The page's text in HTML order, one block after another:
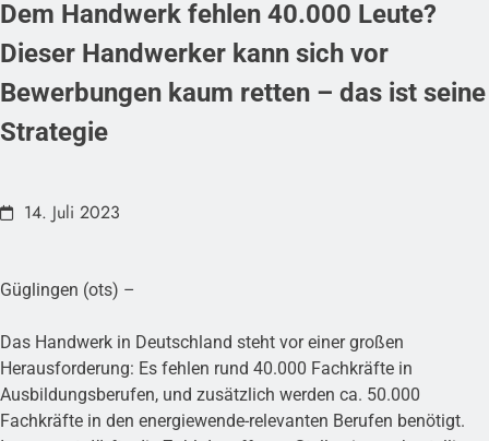
Dem Handwerk fehlen 40.000 Leute?
Dieser Handwerker kann sich vor
Bewerbungen kaum retten – das ist seine
Strategie
14. Juli 2023
Güglingen (ots) –
Das Handwerk in Deutschland steht vor einer großen
Herausforderung: Es fehlen rund 40.000 Fachkräfte in
Ausbildungsberufen, und zusätzlich werden ca. 50.000
Fachkräfte in den energiewende-relevanten Berufen benötigt.